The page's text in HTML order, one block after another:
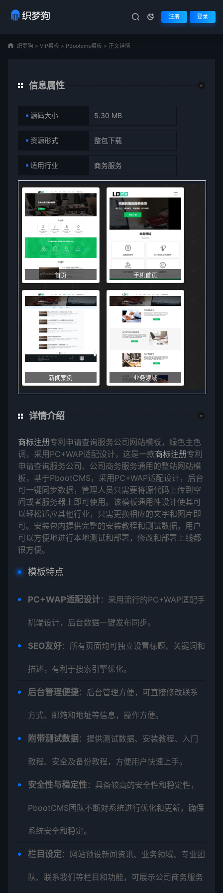
注册 登录
织梦狗 > VIP模板 > PBootcms模板 > 正文详情
信息属性
源码大小 5.30 MB
资源形式 整包下载
适用行业 商务服务
首页 手机首页
新闻案例 业务领域
详情介绍
商标注册专利申请查询服务公司网站模板，绿色主色
调，采用PC+WAP适配设计，这是一款商标注册专利
申请查询服务公司、公司商务服务通用的整站网站模
板，基于PbootCMS，采用PC+WAP适配设计，后台
可一键同步数据，管理人员只需要将源代码上传到空
间或者服务器上即可使用。该模板通用性设计使其可
以轻松适应其他行业，只需更换相应的文字和图片即
可。安装包内提供完整的安装教程和测试数据，用户
可以方便地进行本地测试和部署，修改和部署上线都
很方便。
模板特点
PC+WAP适配设计：采用流行的PC+WAP适配手
机端设计，后台数据一键发布同步。
SEO友好：所有页面均可独立设置标题、关键词和
描述，有利于搜索引擎优化。
后台管理便捷：后台管理方便，可直接修改联系
方式、邮箱和地址等信息，操作方便。
附带测试数据：提供测试数据、安装教程、入门
教程、安全及备份教程，方便用户快速上手。
安全性与稳定性：具备较高的安全性和稳定性，
PbootCMS团队不断对系统进行优化和更新，确保
系统安全和稳定。
栏目设定：网站预设新闻资讯、业务领域、专业团
队、联系我们等栏目和功能，可展示公司商务服务